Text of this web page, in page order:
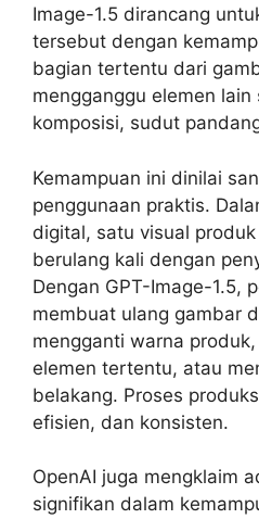
Image-1.5 dirancang
tersebut dengan
bagian tertentu dari
mengganggu elemen
komposisi, sudut
Kemampuan ini dinilai
penggunaan praktis.
digital, satu visual
berulang kali dengan
Dengan GPT-Image-1.5,
membuat ulang gambar
mengganti warna
elemen tertentu, atau
belakang. Proses
efisien, dan konsisten.
OpenAI juga mengklaim
signifikan dalam